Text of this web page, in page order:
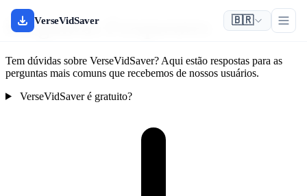
VerseVidSaver 🇧🇷
Perguntas Frequentes
Tem dúvidas sobre VerseVidSaver? Aqui estão respostas para as
perguntas mais comuns que recebemos de nossos usuários.
VerseVidSaver é gratuito?